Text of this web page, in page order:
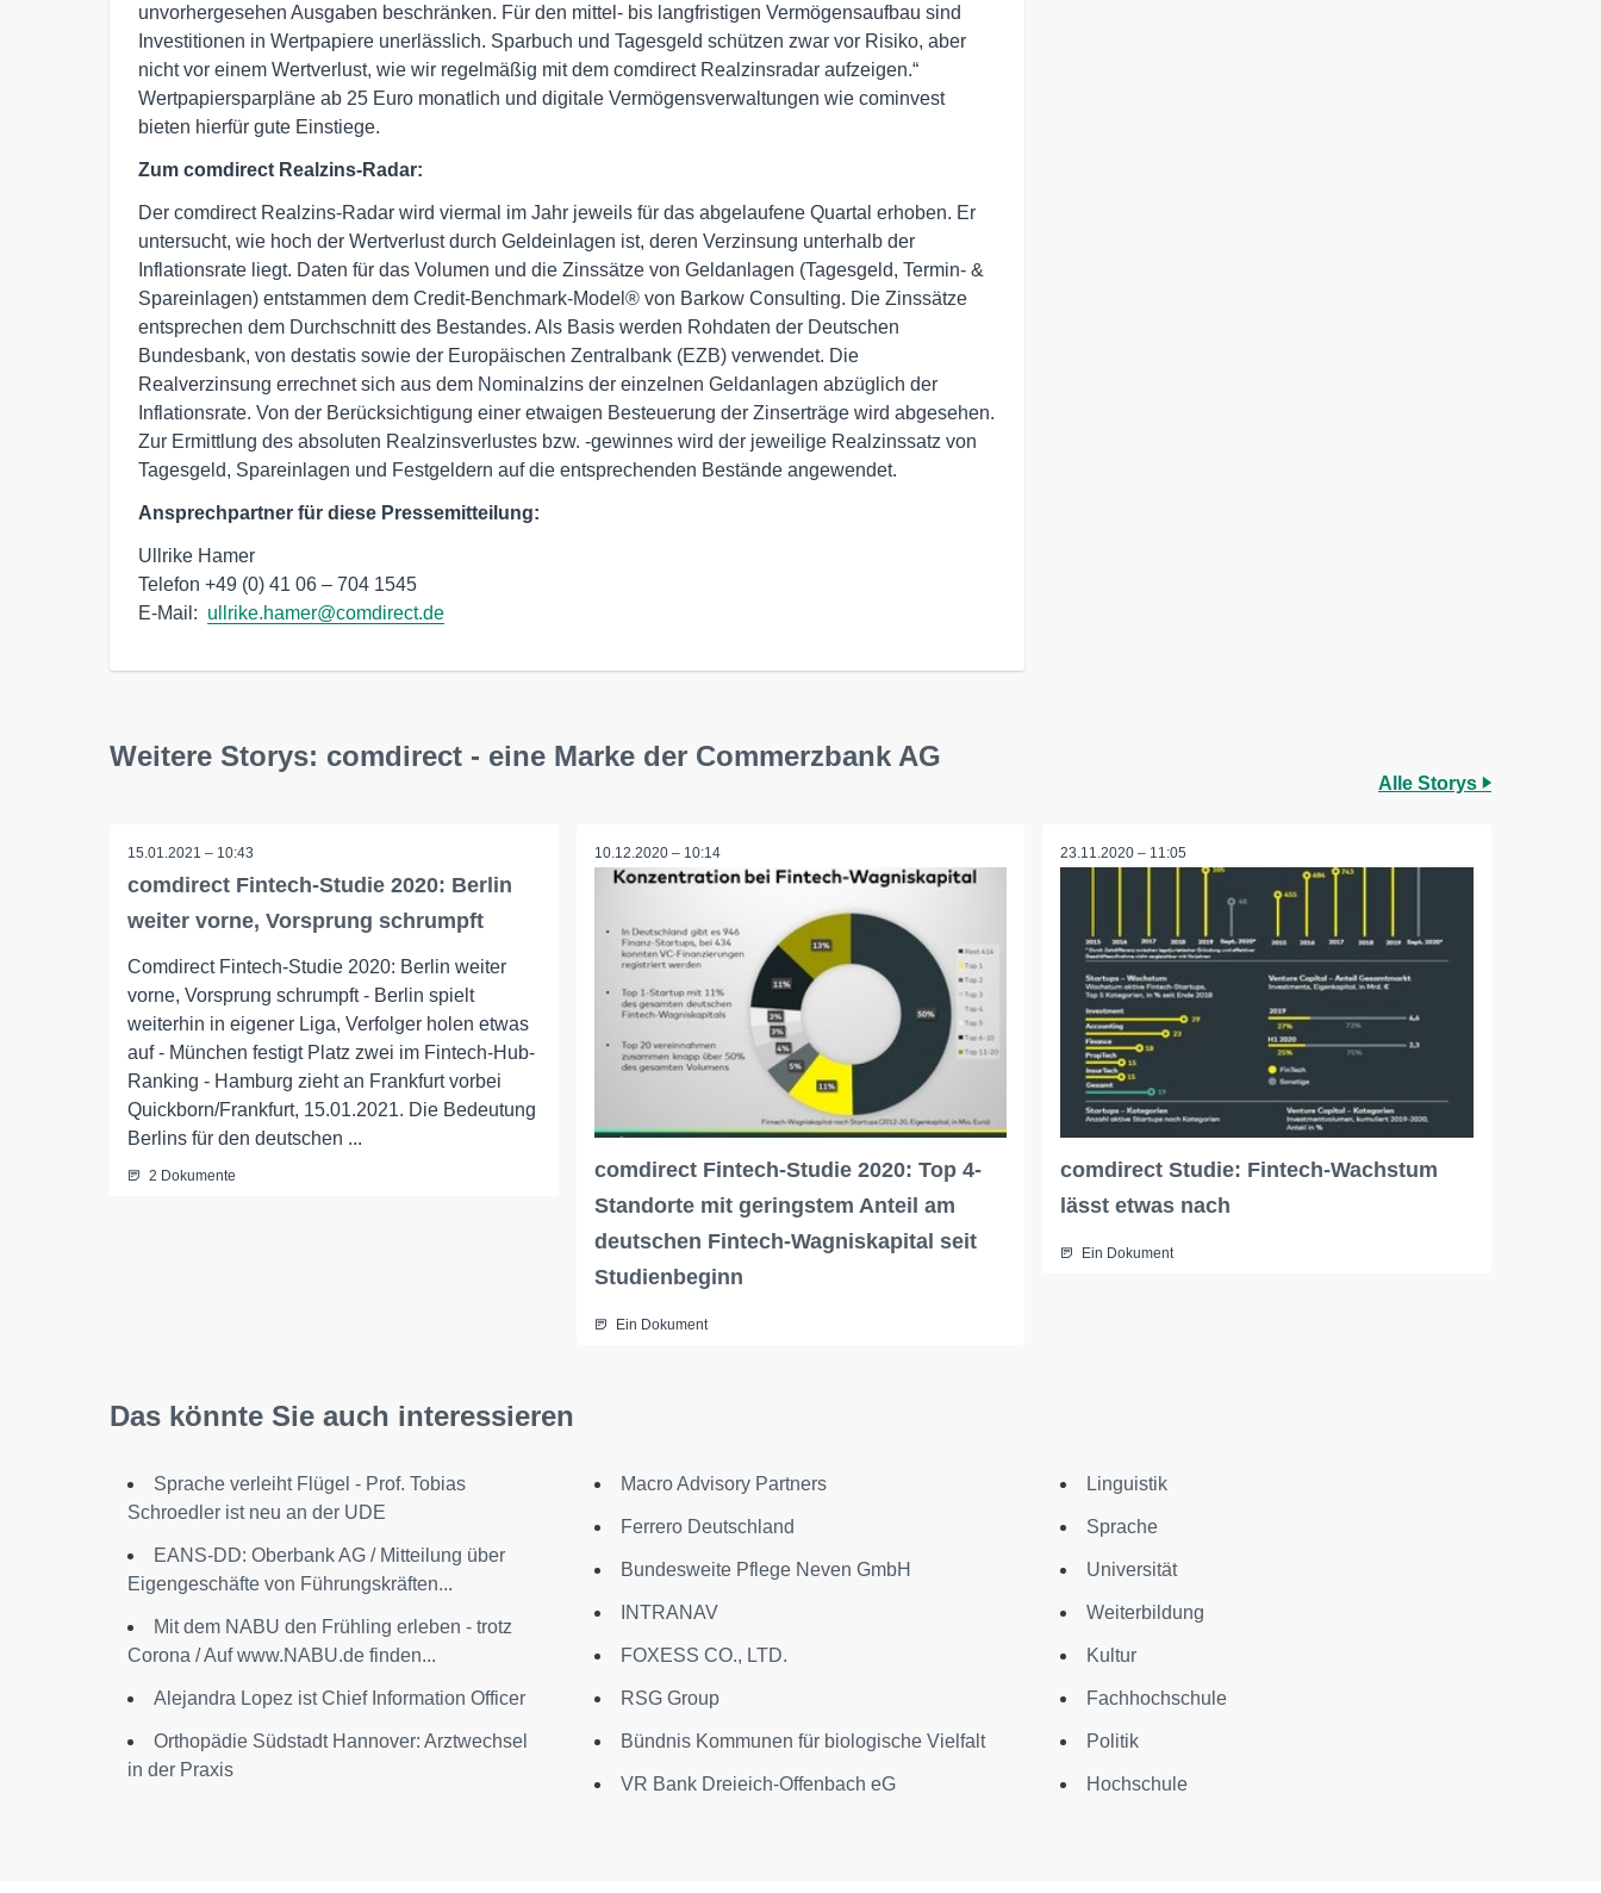
unvorhergesehen Ausgaben beschränken. Für den mittel- bis langfristigen Vermögensaufbau sind
Investitionen in Wertpapiere unerlässlich. Sparbuch und Tagesgeld schützen zwar vor Risiko, aber
nicht vor einem Wertverlust, wie wir regelmäßig mit dem comdirect Realzinsradar aufzeigen.“
Wertpapiersparpläne ab 25 Euro monatlich und digitale Vermögensverwaltungen wie cominvest
bieten hierfür gute Einstiege.
Zum comdirect Realzins-Radar:
Der comdirect Realzins-Radar wird viermal im Jahr jeweils für das abgelaufene Quartal erhoben. Er
untersucht, wie hoch der Wertverlust durch Geldeinlagen ist, deren Verzinsung unterhalb der
Inflationsrate liegt. Daten für das Volumen und die Zinssätze von Geldanlagen (Tagesgeld, Termin- &
Spareinlagen) entstammen dem Credit-Benchmark-Model® von Barkow Consulting. Die Zinssätze
entsprechen dem Durchschnitt des Bestandes. Als Basis werden Rohdaten der Deutschen
Bundesbank, von destatis sowie der Europäischen Zentralbank (EZB) verwendet. Die
Realverzinsung errechnet sich aus dem Nominalzins der einzelnen Geldanlagen abzüglich der
Inflationsrate. Von der Berücksichtigung einer etwaigen Besteuerung der Zinserträge wird abgesehen.
Zur Ermittlung des absoluten Realzinsverlustes bzw. -gewinnes wird der jeweilige Realzinssatz von
Tagesgeld, Spareinlagen und Festgeldern auf die entsprechenden Bestände angewendet.
Ansprechpartner für diese Pressemitteilung:
Ullrike Hamer
Telefon +49 (0) 41 06 – 704 1545
E-Mail: ullrike.hamer@comdirect.de
Weitere Storys: comdirect - eine Marke der Commerzbank AG
Alle Storys
15.01.2021 – 10:43
comdirect Fintech-Studie 2020: Berlin
weiter vorne, Vorsprung schrumpft
Comdirect Fintech-Studie 2020: Berlin weiter
vorne, Vorsprung schrumpft - Berlin spielt
weiterhin in eigener Liga, Verfolger holen etwas
auf - München festigt Platz zwei im Fintech-Hub-
Ranking - Hamburg zieht an Frankfurt vorbei
Quickborn/Frankfurt, 15.01.2021. Die Bedeutung
Berlins für den deutschen ...
2 Dokumente
10.12.2020 – 10:14
comdirect Fintech-Studie 2020: Top 4-
Standorte mit geringstem Anteil am
deutschen Fintech-Wagniskapital seit
Studienbeginn
Ein Dokument
23.11.2020 – 11:05
comdirect Studie: Fintech-Wachstum
lässt etwas nach
Ein Dokument
Das könnte Sie auch interessieren
Sprache verleiht Flügel - Prof. Tobias
Schroedler ist neu an der UDE
EANS-DD: Oberbank AG / Mitteilung über
Eigengeschäfte von Führungskräften...
Mit dem NABU den Frühling erleben - trotz
Corona / Auf www.NABU.de finden...
Alejandra Lopez ist Chief Information Officer
Orthopädie Südstadt Hannover: Arztwechsel
in der Praxis
Macro Advisory Partners
Ferrero Deutschland
Bundesweite Pflege Neven GmbH
INTRANAV
FOXESS CO., LTD.
RSG Group
Bündnis Kommunen für biologische Vielfalt
VR Bank Dreieich-Offenbach eG
Linguistik
Sprache
Universität
Weiterbildung
Kultur
Fachhochschule
Politik
Hochschule